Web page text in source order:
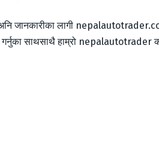
जानकारीका लागी
साथसाथै हाम्रो nepalautotrader